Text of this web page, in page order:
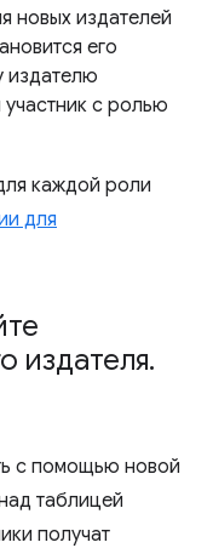
новых издателей
его
издателю
с ролью
каждой роли
для
издателя.
с помощью новой
таблицей
получат